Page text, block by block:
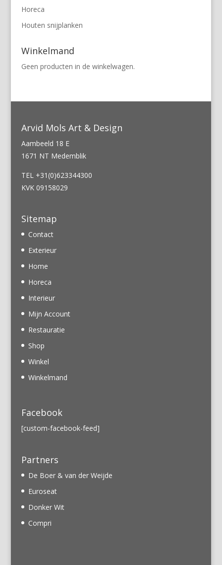
Horeca
Houten snijplanken
Winkelmand
Geen producten in de winkelwagen.
Arvid Mols Art & Design
Aambeeld 18 E
1671 NT Medemblik
TEL +31(0)623344300
KVK 09158029
Sitemap
Contact
Exterieur
Home
Horeca
Interieur
Mijn Account
Restauratie
Shop
Winkel
Winkelmand
Facebook
[custom-facebook-feed]
Partners
De Boer & van der Weijde
Euroseat
Donker Wit
Compri